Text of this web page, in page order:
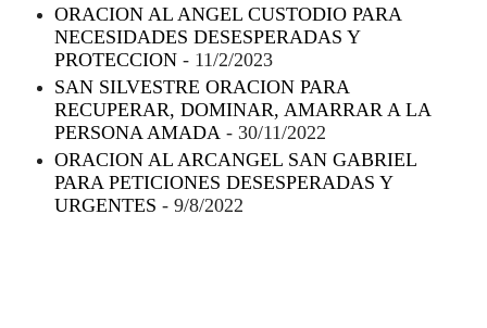
ORACION AL ANGEL CUSTODIO PARA
NECESIDADES DESESPERADAS Y
PROTECCION - 11/2/2023
SAN SILVESTRE ORACION PARA
RECUPERAR, DOMINAR, AMARRAR A LA
PERSONA AMADA - 30/11/2022
ORACION AL ARCANGEL SAN GABRIEL
PARA PETICIONES DESESPERADAS Y
URGENTES - 9/8/2022